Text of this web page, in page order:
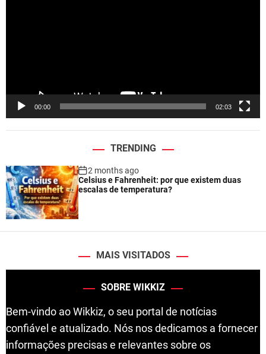
00:00 02:03
TRENDING
2 months ago
Celsius e Fahrenheit: por que existem duas
escalas de temperatura?
MAIS VISITADOS
SOBRE WIKKIZ
Bem-vindo ao Wikkiz, o seu portal de notícias
confiável e atualizado. Nós nos dedicamos a fornecer
informações precisas e relevantes sobre os